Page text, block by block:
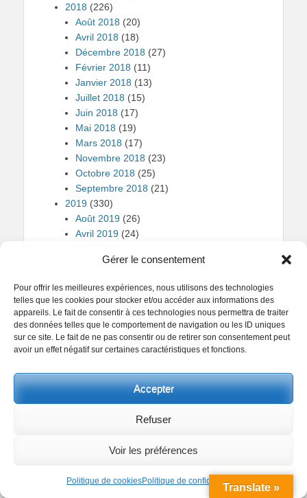
Gérer le consentement
Pour offrir les meilleures expériences, nous utilisons des technologies
telles que les cookies pour stocker et/ou accéder aux informations des
appareils. Le fait de consentir à ces technologies nous permettra de traiter
des données telles que le comportement de navigation ou les ID uniques
sur ce site. Le fait de ne pas consentir ou de retirer son consentement peut
avoir un effet négatif sur certaines caractéristiques et fonctions.
Accepter
Refuser
Voir les préférences
Politique de cookiesPolitique de confidentialité
2018 (226)
Août 2018 (20)
Avril 2018 (18)
Décembre 2018 (27)
Février 2018 (11)
Janvier 2018 (13)
Juillet 2018 (15)
Juin 2018 (17)
Mai 2018 (19)
Mars 2018 (17)
Novembre 2018 (23)
Octobre 2018 (25)
Septembre 2018 (21)
2019 (330)
Août 2019 (26)
Avril 2019 (24)
Février 2019 (27)
Juillet 2019(28)
Juin 2019(29)
Mai 2019(23)
Mars 2019(27)
Novembre 2019(30)
Septembre 2019(31)
(24)
Décembre 2020
(27)
Janvier 2020(30)
Translate »